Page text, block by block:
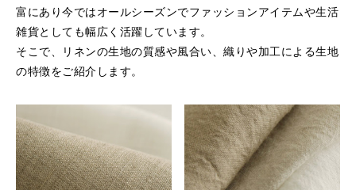
富にあり今ではオールシーズンでファッションアイテムや生活
雑貨としても幅広く活躍しています。
そこで、リネンの生地の質感や風合い、織りや加工による生地
の特徴をご紹介します。